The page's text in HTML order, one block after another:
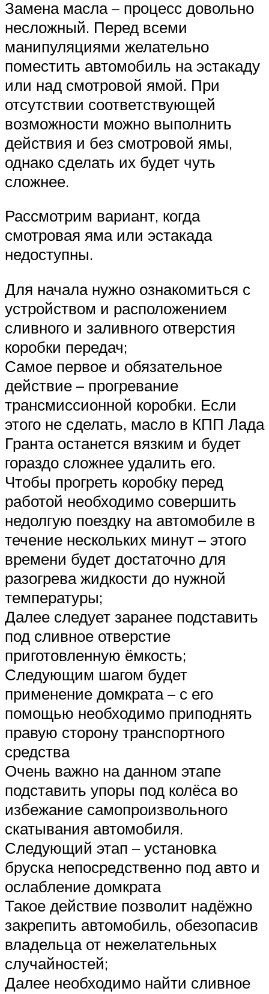
Меню
Замена масла – процесс довольно
несложный. Перед всеми
манипуляциями желательно
поместить автомобиль на эстакаду
или над смотровой ямой. При
отсутствии соответствующей
возможности можно выполнить
действия и без смотровой ямы,
однако сделать их будет чуть
сложнее.
Рассмотрим вариант, когда
смотровая яма или эстакада
недоступны.
Для начала нужно ознакомиться с
устройством и расположением
сливного и заливного отверстия
коробки передач;
Самое первое и обязательное
действие – прогревание
трансмиссионной коробки. Если
этого не сделать, масло в КПП Лада
Гранта останется вязким и будет
гораздо сложнее удалить его.
Чтобы прогреть коробку перед
работой необходимо совершить
недолгую поездку на автомобиле в
течение нескольких минут – этого
времени будет достаточно для
разогрева жидкости до нужной
температуры;
Далее следует заранее подставить
под сливное отверстие
приготовленную ёмкость;
Следующим шагом будет
применение домкрата – с его
помощью необходимо приподнять
правую сторону транспортного
средства
Очень важно на данном этапе
подставить упоры под колёса во
избежание самопроизвольного
скатывания автомобиля.
Следующий этап – установка
бруска непосредственно под авто и
ослабление домкрата
Такое действие позволит надёжно
закрепить автомобиль, обезопасив
владельца от нежелательных
случайностей;
Далее необходимо найти сливное